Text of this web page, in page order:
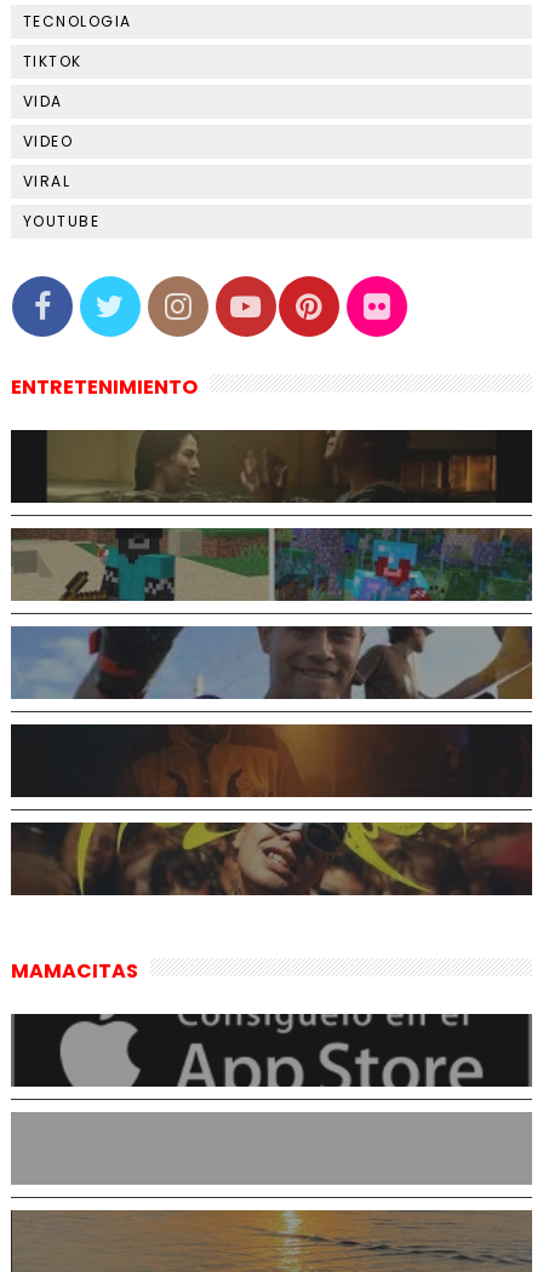
TECNOLOGIA
TIKTOK
VIDA
VIDEO
VIRAL
YOUTUBE
ENTRETENIMIENTO
MAMACITAS